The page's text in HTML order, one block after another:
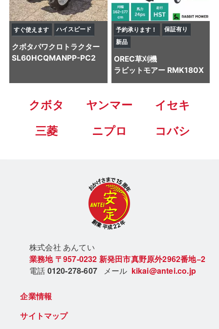
すぐ使えます ハイスピード
クボタパワクロトラクター
SL60HCQMANPP-PC2
予約承ります！
保証有り
新品
OREC草刈機
ラビットモアー RMK180X
クボタ ヤンマー
イセキ
三菱
ニプロ コバシ
株式会社 あんてい
業務地 〒957-0232 新発田市真野原外2962番地−2
電話 0120-278-607 メール kikai@antei.co.jp
企業情報
サイトマップ